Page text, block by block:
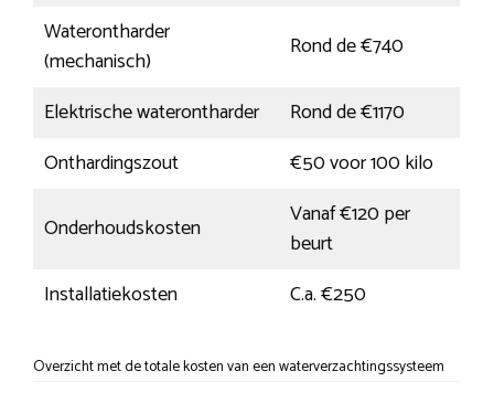
Waterontharder
(mechanisch)
Rond de €740
Elektrische waterontharder
Rond de €1170
Onthardingszout
€50 voor 100 kilo
Onderhoudskosten
Vanaf €120 per
beurt
Installatiekosten
C.a. €250
Overzicht met de totale kosten van een waterverzachtingssysteem